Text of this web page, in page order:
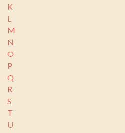
K
L
M
N
O
P
Q
R
S
T
U